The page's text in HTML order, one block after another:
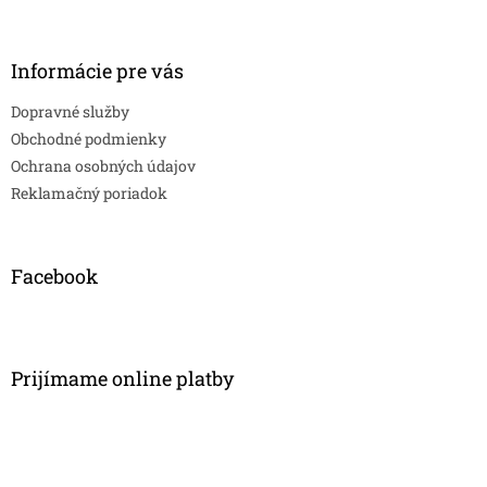
Informácie pre vás
Dopravné služby
Obchodné podmienky
Ochrana osobných údajov
Reklamačný poriadok
Facebook
Prijímame online platby